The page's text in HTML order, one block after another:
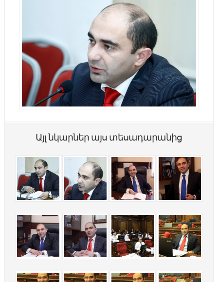
Այլ նկարներ այս տեսադարանից